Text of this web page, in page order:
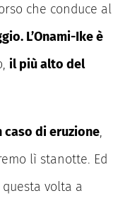
che conduce al
L’Onami-Ike è
il più alto del
di eruzione,
lì stanotte. Ed
volta a